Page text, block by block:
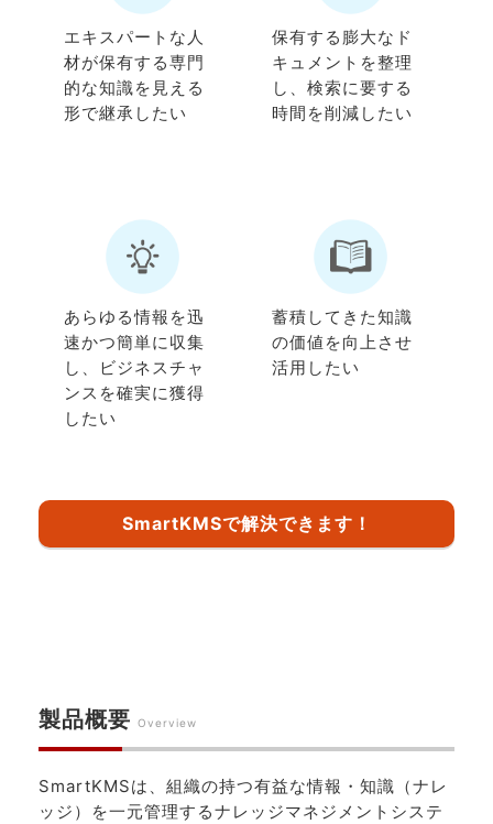
エキスパートな人
材が保有する専門
的な知識を見える
形で継承したい
保有する膨大なド
キュメントを整理
し、検索に要する
時間を削減したい
あらゆる情報を迅
速かつ簡単に収集
し、ビジネスチャ
ンスを確実に獲得
したい
蓄積してきた知識
の価値を向上させ
活用したい
SmartKMSで解決できます！
製品概要 Overview
SmartKMSは、組織の持つ有益な情報・知識（ナレ
ッジ）を一元管理するナレッジマネジメントシステ